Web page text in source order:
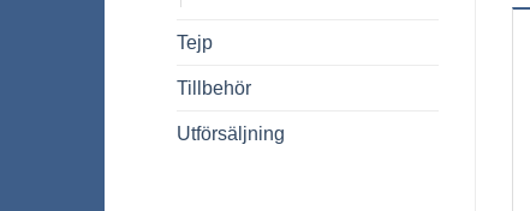
Tejp
Tillbehör
Utförsäljning